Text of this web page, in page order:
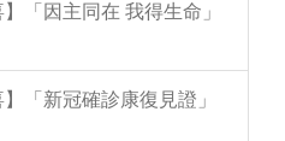
「因主同在 我得生命」
「新冠確診康復見證」